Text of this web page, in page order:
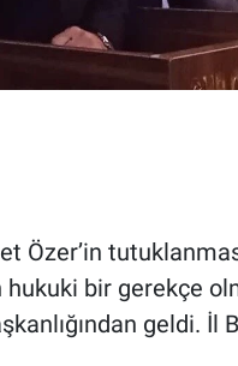
Özer’in
bir gerekçe
geldi. İl